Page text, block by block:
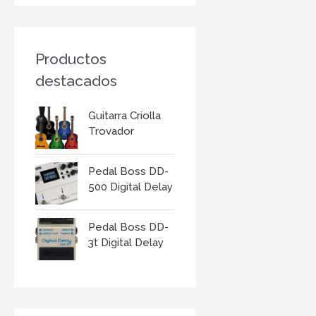
Productos
destacados
Guitarra Criolla
Trovador
Pedal Boss DD-
500 Digital Delay
Pedal Boss DD-
3t Digital Delay